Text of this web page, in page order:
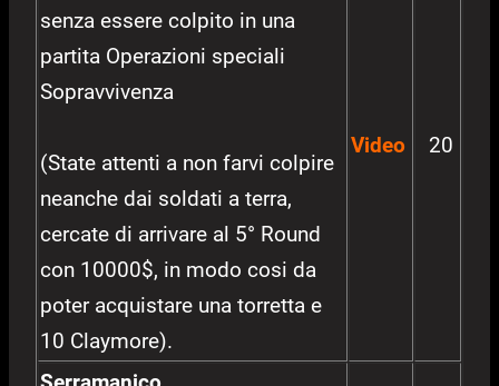
senza essere colpito in una
partita Operazioni speciali
Sopravvivenza
(State attenti a non farvi colpire
neanche dai soldati a terra,
cercate di arrivare al 5° Round
con 10000$, in modo cosi da
poter acquistare una torretta e
10 Claymore).
Video 20